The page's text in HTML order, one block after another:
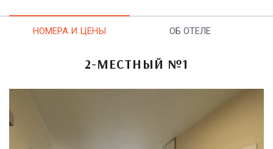
НОМЕРА И ЦЕНЫ ОБ ОТЕЛЕ
2-МЕСТНЫЙ №1